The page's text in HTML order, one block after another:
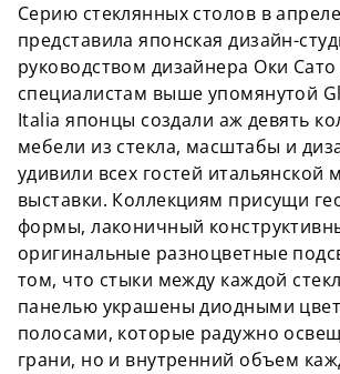
Серию стеклянных столов в
представила японская дизайн-
руководством дизайнера Оки
специалистам выше упомянутой
Italia японцы создали аж девять
мебели из стекла, масштабы и
удивили всех гостей итальянской
выставки. Коллекциям присущи
формы, лаконичный
оригинальные разноцветные
том, что стыки между каждой
панелью украшены диодными
полосами, которые радужно
грани, но и внутренний объем